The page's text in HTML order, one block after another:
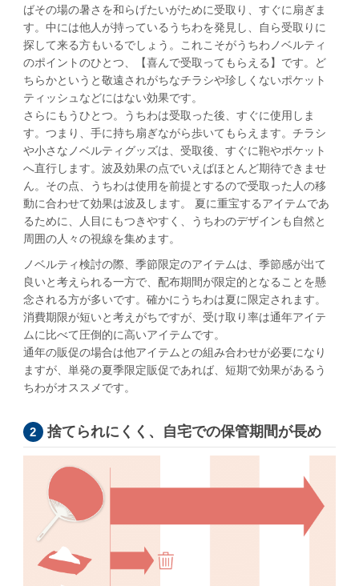
ばその場の暑さを和らげたいがために受取り、すぐに扇ぎま
す。中には他人が持っているうちわを発見し、自ら受取りに
探して来る方もいるでしょう。これこそがうちわノベルティ
のポイントのひとつ、【喜んで受取ってもらえる】です。ど
ちらかというと敬遠されがちなチラシや珍しくないポケット
ティッシュなどにはない効果です。
さらにもうひとつ。うちわは受取った後、すぐに使用しま
す。つまり、手に持ち扇ぎながら歩いてもらえます。チラシ
や小さなノベルティグッズは、受取後、すぐに鞄やポケット
へ直行します。波及効果の点でいえばほとんど期待できませ
ん。その点、うちわは使用を前提とするので受取った人の移
動に合わせて効果は波及します。 夏に重宝するアイテムであ
るために、人目にもつきやすく、うちわのデザインも自然と
周囲の人々の視線を集めます。
ノベルティ検討の際、季節限定のアイテムは、季節感が出て
良いと考えられる一方で、配布期間が限定的となることを懸
念される方が多いです。確かにうちわは夏に限定されます。
消費期限が短いと考えがちですが、受け取り率は通年アイテ
ムに比べて圧倒的に高いアイテムです。
通年の販促の場合は他アイテムとの組み合わせが必要になり
ますが、単発の夏季限定販促であれば、短期で効果があるう
ちわがオススメです。
捨てられにくく、自宅での保管期間が長め